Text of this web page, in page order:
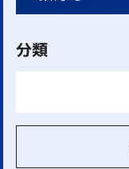
分類